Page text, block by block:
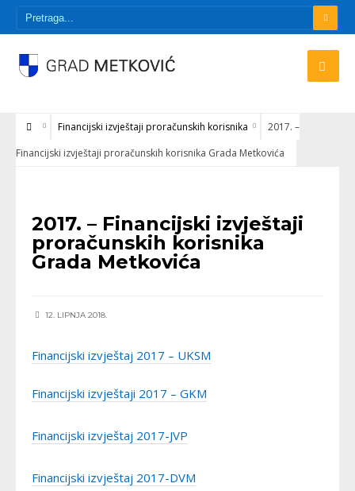
Financijski izvještaji proračunskih korisnika
2017. –
Financijski izvještaji proračunskih korisnika Grada Metkovića
2017. – Financijski izvještaji
proračunskih korisnika
Grada Metkovića
12. LIPNJA 2018.
Financijski izvještaj 2017 – UKSM
Financijski izvještaji 2017 – GKM
Financijski izvještaj 2017-JVP
Financijski izvještaj 2017-DVM